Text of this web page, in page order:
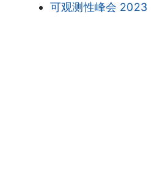
可观测性峰会 2023